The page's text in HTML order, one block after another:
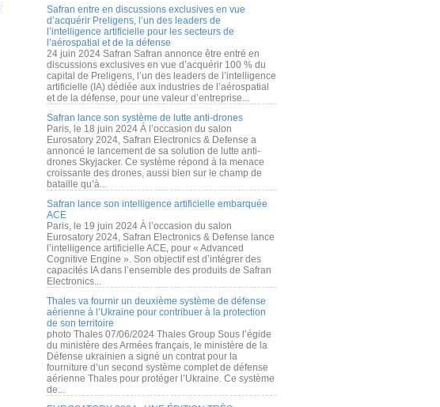
Safran entre en discussions exclusives en vue
d’acquérir Preligens, l’un des leaders de
l’intelligence artificielle pour les secteurs de
l’aérospatial et de la défense
24 juin 2024 Safran Safran annonce être entré en
discussions exclusives en vue d’acquérir 100 % du
capital de Preligens, l’un des leaders de l’intelligence
artificielle (IA) dédiée aux industries de l’aérospatial
et de la défense, pour une valeur d’entreprise...
Safran lance son système de lutte anti-drones
Paris, le 18 juin 2024 À l’occasion du salon
Eurosatory 2024, Safran Electronics & Defense a
annoncé le lancement de sa solution de lutte anti-
drones Skyjacker. Ce système répond à la menace
croissante des drones, aussi bien sur le champ de
bataille qu’à...
Safran lance son intelligence artificielle embarquée
ACE
Paris, le 19 juin 2024 À l’occasion du salon
Eurosatory 2024, Safran Electronics & Defense lance
l’intelligence artificielle ACE, pour « Advanced
Cognitive Engine ». Son objectif est d’intégrer des
capacités IA dans l’ensemble des produits de Safran
Electronics...
Thales va fournir un deuxième système de défense
aérienne à l’Ukraine pour contribuer à la protection
de son territoire
photo Thales 07/06/2024 Thales Group Sous l’égide
du ministère des Armées français, le ministère de la
Défense ukrainien a signé un contrat pour la
fourniture d’un second système complet de défense
aérienne Thales pour protéger l’Ukraine. Ce système
de...